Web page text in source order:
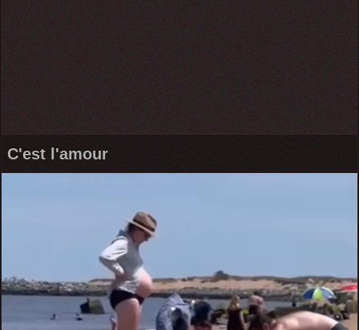
C'est l'amour